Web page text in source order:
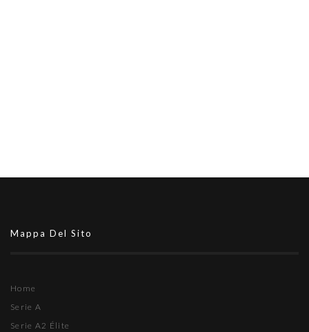
Mappa Del Sito
Home
Serie A
Serie A2 Élite